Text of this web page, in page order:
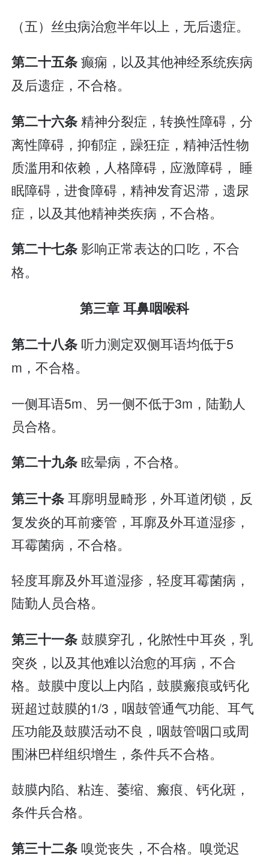
（五）丝虫病治愈半年以上，无后遗症。
第二十五条癫痫，以及其他神经系统疾病
及后遗症，不合格。
第二十六条精神分裂症，转换性障碍，分
离性障碍，抑郁症，躁狂症，精神活性物
质滥用和依赖，人格障碍，应激障碍， 睡
眠障碍，进食障碍，精神发育迟滞，遗尿
症，以及其他精神类疾病，不合格。
第二十七条影响正常表达的口吃，不合
格。
第三章 耳鼻咽喉科
第二十八条 听力测定双侧耳语均低于5
m，不合格。
一侧耳语5m、另一侧不低于3m，陆勤人
员合格。
第二十九条 眩晕病，不合格。
第三十条耳廓明显畸形，外耳道闭锁，反
复发炎的耳前瘘管，耳廓及外耳道湿疹，
耳霉菌病，不合格。
轻度耳廓及外耳道湿疹，轻度耳霉菌病，
陆勤人员合格。
第三十一条鼓膜穿孔，化脓性中耳炎，乳
突炎，以及其他难以治愈的耳病，不合
格。鼓膜中度以上内陷，鼓膜瘢痕或钙化
斑超过鼓膜的1/3，咽鼓管通气功能、耳气
压功能及鼓膜活动不良，咽鼓管咽口或周
围淋巴样组织增生，条件兵不合格。
鼓膜内陷、粘连、萎缩、瘢痕、钙化斑，
条件兵合格。
第三十二条 嗅觉丧失，不合格。嗅觉迟